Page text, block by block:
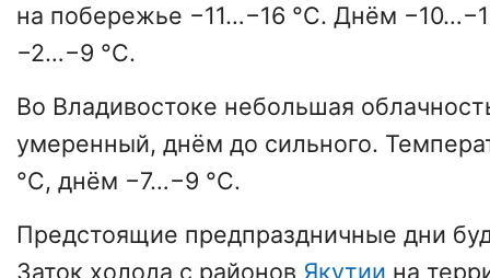
на побережье −11…−16 °C. Днём
−2…−9 °C.
Во Владивостоке небольшая
умеренный, днём до сильного.
°C, днём −7…−9 °C.
Предстоящие предпраздничные дни
Заток холода с районов Якутии на